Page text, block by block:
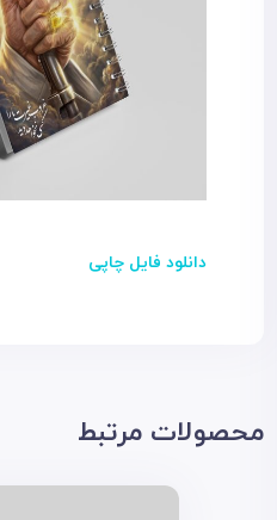
دانلود فایل چاپی
محصولات مرتبط